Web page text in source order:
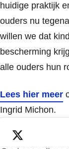
huidige praktijk
ouders nu
willen we dat
bescherming
alle ouders hun
Lees hier meer
Ingrid Michon.